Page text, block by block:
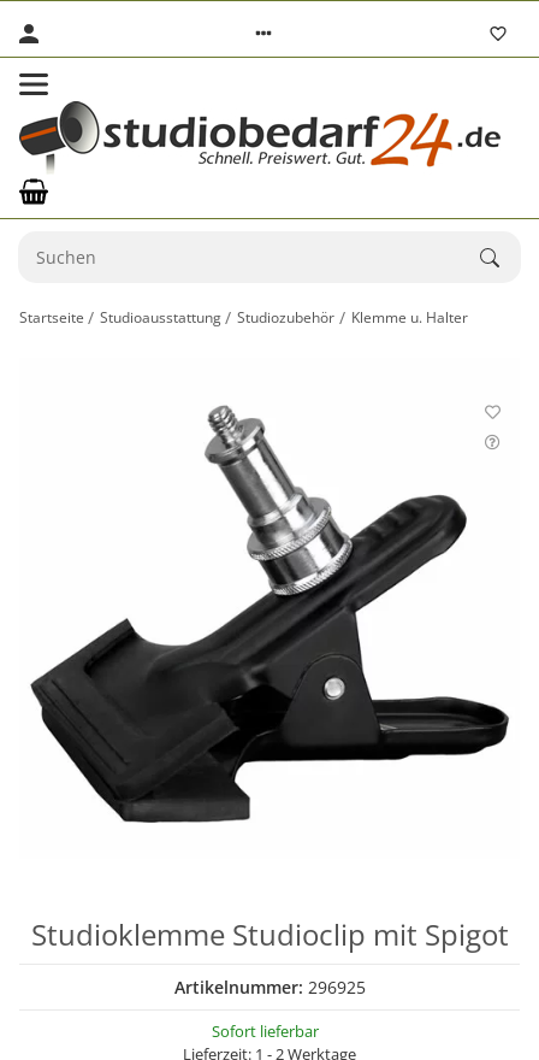
Startseite Studioausstattung Studiozubehör Klemme u. Halter
Studioklemme Studioclip mit Spigot
Artikelnummer: 296925
Sofort lieferbar
Lieferzeit: 1 - 2 Werktage